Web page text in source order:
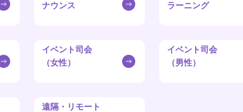
ナウンス
ラーニング
イベント司会
（女性）
イベント司会
（男性）
遠隔・リモート